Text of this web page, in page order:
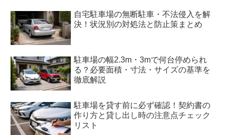
自宅駐車場の無断駐車・不法侵入を解
決！状況別の対処法と防止策まとめ
駐車場の幅2.3m・3mで何台停められ
る？必要面積・寸法・サイズの基準を
徹底解説
駐車場を貸す前に必ず確認！契約書の
作り方と貸し出し時の注意点チェック
リスト